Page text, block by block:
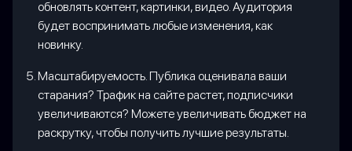
обновлять контент, картинки, видео. Аудитория
будет воспринимать любые изменения, как
новинку.
Масштабируемость. Публика оценивала ваши
старания? Трафик на сайте растет, подписчики
увеличиваются? Можете увеличивать бюджет на
раскрутку, чтобы получить лучшие результаты.